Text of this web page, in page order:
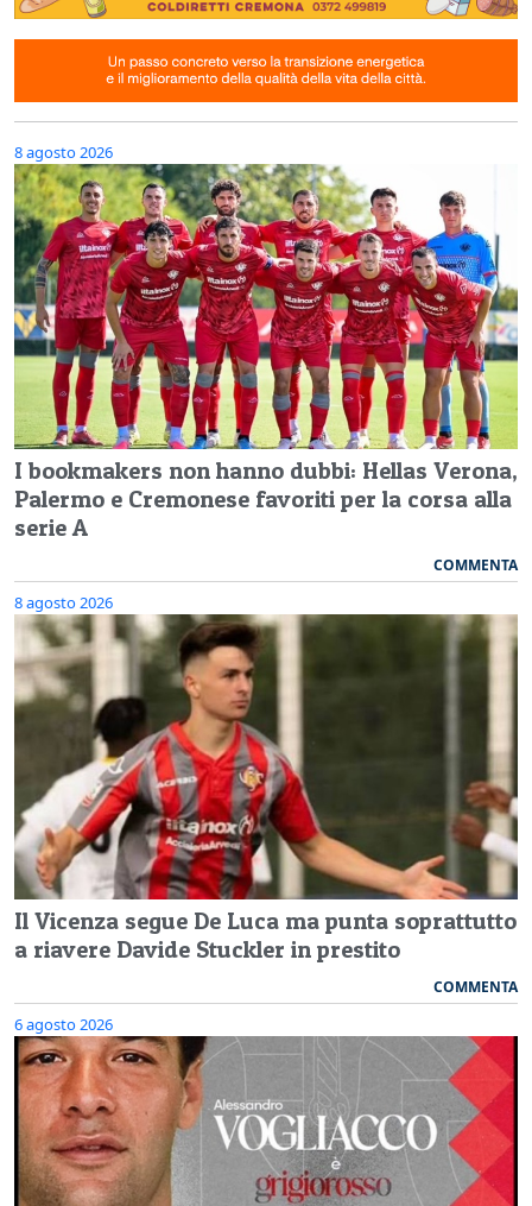
8 agosto 2026
I bookmakers non hanno dubbi: Hellas Verona,
Palermo e Cremonese favoriti per la corsa alla
serie A
COMMENTA
8 agosto 2026
Il Vicenza segue De Luca ma punta soprattutto
a riavere Davide Stuckler in prestito
COMMENTA
6 agosto 2026